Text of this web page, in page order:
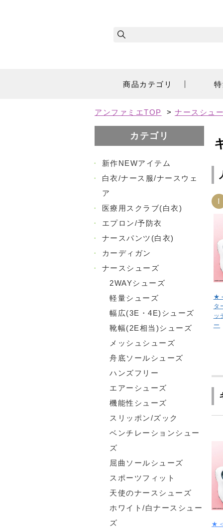
商品カテゴリ
アンファミエTOP > ナースシュ
カテゴリ
・
新作NEWアイテム
・
白衣/ナース服/ナースウェ
ア
・
医療用スクラブ(白衣)
・
エプロン/予防衣
・
ナースパンツ(白衣)
・
カーディガン
・
ナースシューズ
2WAYシューズ
軽量シューズ
幅広(3E・4E)シューズ
靴幅(2E相当)シューズ
メッシュシューズ
舟底ソールシューズ
ハンズフリー
エアーシューズ
機能性シューズ
スリッポン/ズック
ベンチレーションシュー
ズ
屈曲ソールシューズ
スポーツフィット
天使のナースシューズ
ホワイト/白ナースシュー
ズ
1
★
タ
ッ
ー
★